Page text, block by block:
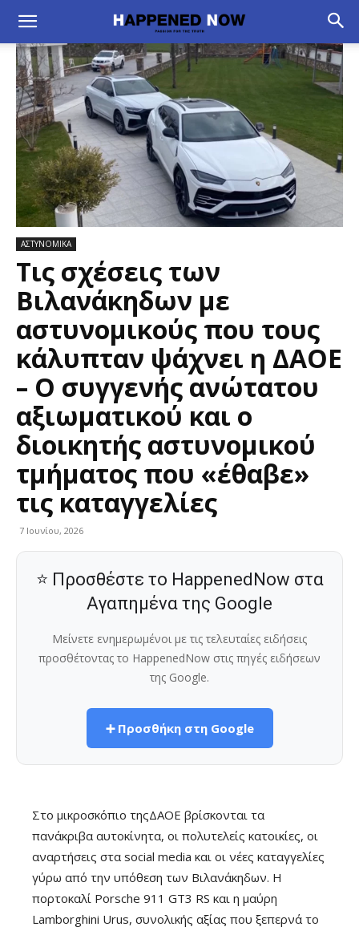
ΑΣΤΥΝΟΜΙΚΑ
Τις σχέσεις των
Βιλανάκηδων με
αστυνομικούς που τους
κάλυπταν ψάχνει η ΔΑΟΕ
– Ο συγγενής ανώτατου
αξιωματικού και ο
διοικητής αστυνομικού
τμήματος που «έθαβε»
τις καταγγελίες
7 Ιουνίου, 2026
⭐ Προσθέστε το HappenedNow στα
Αγαπημένα της Google
Μείνετε ενημερωμένοι με τις τελευταίες ειδήσεις
προσθέτοντας το HappenedNow στις πηγές ειδήσεων
της Google.
➕ Προσθήκη στη Google
Στο μικροσκόπιο τηςΔΑΟΕ βρίσκονται τα
πανάκριβα αυτοκίνητα, οι πολυτελείς κατοικίες, οι
αναρτήσεις στα social media και οι νέες καταγγελίες
γύρω από την υπόθεση των Βιλανάκηδων. Η
πορτοκαλί Porsche 911 GT3 RS και η μαύρη
Lamborghini Urus, συνολικής αξίας που ξεπερνά το